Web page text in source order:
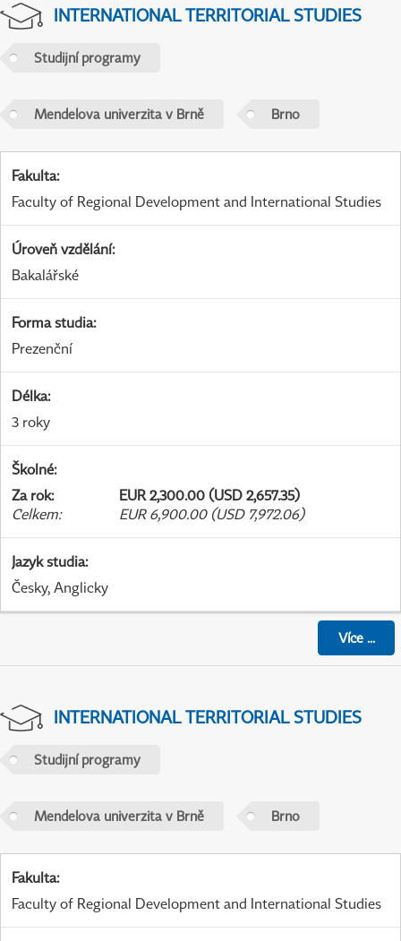
INTERNATIONAL TERRITORIAL STUDIES
Studijní programy
Mendelova univerzita v Brně Brno
Fakulta:
Faculty of Regional Development and International Studies
Úroveň vzdělání:
Bakalářské
Forma studia:
Prezenční
Délka:
3 roky
Školné:
Za rok:
EUR 2,300.00 (USD 2,657.35)
Celkem: EUR 6,900.00 (USD 7,972.06)
Jazyk studia:
Česky, Anglicky
Více...
INTERNATIONAL TERRITORIAL STUDIES
Studijní programy
Mendelova univerzita v Brně Brno
Fakulta:
Faculty of Regional Development and International Studies